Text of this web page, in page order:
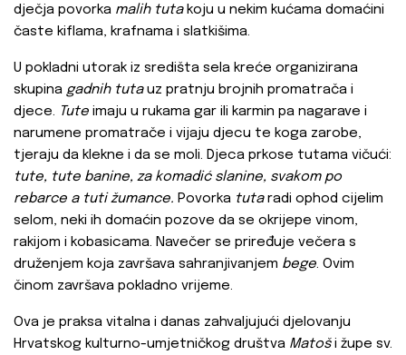
dječja povorka malih tutakoju u nekim kućama domaćini
časte kiflama, krafnama i slatkišima.
U pokladni utorak iz središta sela kreće organizirana
skupina gadnih tutauz pratnju brojnih promatrača i
djece. Tute imaju u rukama gar ili karmin pa nagarave i
narumene promatrače i vijaju djecu te koga zarobe,
tjeraju da klekne i da se moli. Djeca prkose tutama vičući:
tute, tute banine, za komadić slanine, svakom po
rebarce a tuti žumance. Povorka tutaradi ophod cijelim
selom, neki ih domaćin pozove da se okrijepe vinom,
rakijom i kobasicama. Navečer se priređuje večera s
druženjem koja završava sahranjivanjem bege. Ovim
činom završava pokladno vrijeme.
Ova je praksa vitalna i danas zahvaljujući djelovanju
Hrvatskog kulturno-umjetničkog društva Matoši župe sv.